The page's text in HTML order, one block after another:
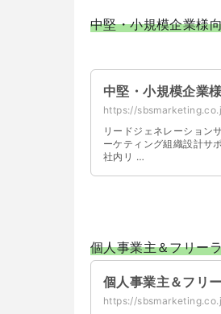
中堅・小規模企業様
中堅・小規模企業
https://
リードジェネレーション
ーケティング組織設計サ
社内リ …
個人事業主＆フリー
個人事業主＆フリ
https://